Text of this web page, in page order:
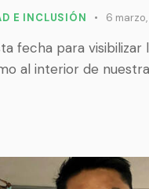
E INCLUSIÓN 6
fecha para
al interior de